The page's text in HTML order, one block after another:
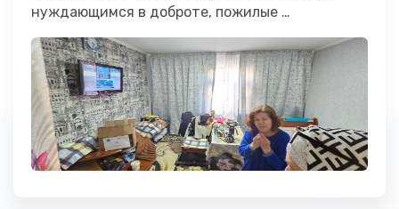
нуждающимся в доброте, пожилые …